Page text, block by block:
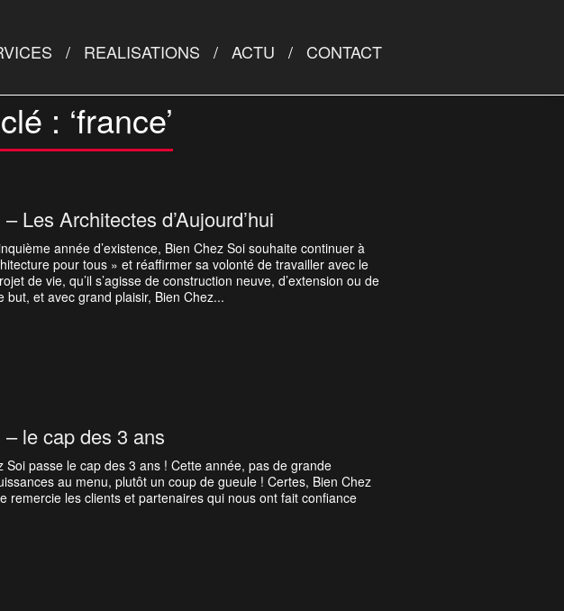
REALISATIONS ACTU CONTACT
: ‘france’
Les Architectes d’Aujourd’hui
année d’existence, Bien Chez Soi souhaite continuer à
pour tous » et réaffirmer sa volonté de travailler avec le
de vie, qu’il s’agisse de construction neuve, d’extension ou de
but, et avec grand plaisir, Bien Chez...
le cap des 3 ans
Soi passe le cap des 3 ans ! Cette année, pas de grande
au menu, plutôt un coup de gueule ! Certes, Bien Chez
remercie les clients et partenaires qui nous ont fait confiance